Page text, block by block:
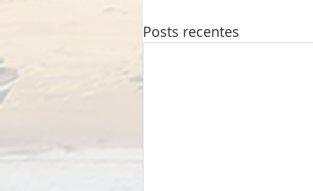
Posts recentes